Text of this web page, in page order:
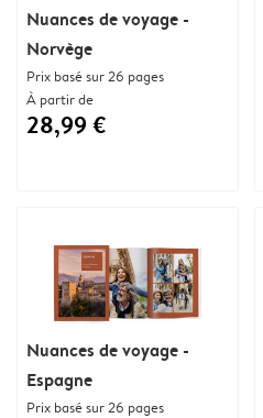
Nuances de voyage -
Espagne
Prix basé sur 26 pages
Nuances de voyage -
Norvège
Prix basé sur 26 pages
À partir de
28,99 €